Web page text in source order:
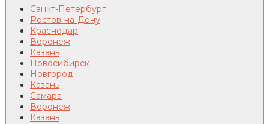
Санкт-Петербург
Ростов-на-Дону
Краснодар
Воронеж
Казань
Новосибирск
Новгород
Казань
Самара
Воронеж
Казань